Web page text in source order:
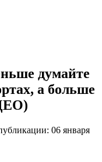
думайте
а больше
06 января